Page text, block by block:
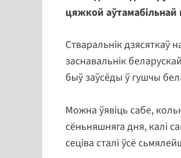
цяжкой аўтамабільнай
Стваральнік дзясяткаў
заснавальнік
быў заўсёды ў гушчы
Можна ўявіць сабе,
сёньняшняга дня, калі
сеціва сталі ўсё